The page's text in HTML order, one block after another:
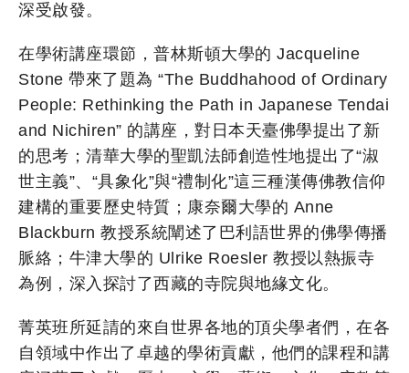
深受啟發。
在學術講座環節，普林斯頓大學的 Jacqueline
Stone 帶來了題為 “The Buddhahood of Ordinary
People: Rethinking the Path in Japanese Tendai
and Nichiren” 的講座，對日本天臺佛學提出了新
的思考；清華大學的聖凱法師創造性地提出了“淑
世主義”、“具象化”與“禮制化”這三種漢傳佛教信仰
建構的重要歷史特質；康奈爾大學的 Anne
Blackburn 教授系統闡述了巴利語世界的佛學傳播
脈絡；牛津大學的 Ulrike Roesler 教授以熱振寺
為例，深入探討了西藏的寺院與地緣文化。
菁英班所延請的來自世界各地的頂尖學者們，在各
自領域中作出了卓越的學術貢獻，他們的課程和講